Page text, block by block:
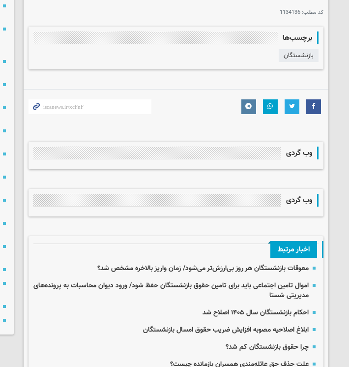
کد مطلب: 1134136
برچسب‌ها
بازنشستگان
وب گردی
وب گردی
اخبار مرتبط
معوقات بازنشستگان هر روز بی‌ارزش‌تر می‌شود/ زمان واریز بالاخره مشخص شد؟
اموال تامین اجتماعی باید برای تامین حقوق بازنشستگان حفظ شود/ ورود دیوان محاسبات به پرونده‌های
مدیریتی شستا
احکام بازنشستگان سال ۱۴۰۵ اصلاح شد
ابلاغ اصلاحیه مصوبه افزایش ضریب حقوق امسال بازنشستگان
چرا حقوق بازنشستگان کم شد؟
علت حذف حق عائله‌مندی همسران بازمانده چیست؟